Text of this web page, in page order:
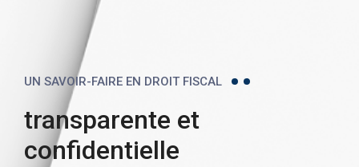
UN SAVOIR-FAIRE EN DROIT FISCAL
transparente et
confidentielle